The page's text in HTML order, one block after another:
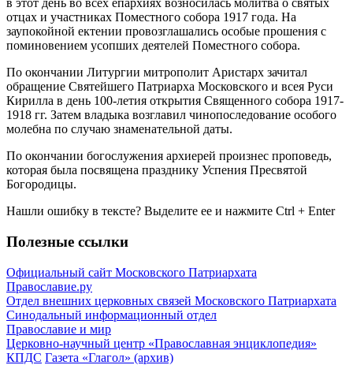
в этот день во всех епархиях возносилась молитва о святых
отцах и участниках Поместного собора 1917 года. На
заупокойной ектении провозглашались особые прошения с
поминовением усопших деятелей Поместного собора.
По окончании Литургии митрополит Аристарх зачитал
обращение Святейшего Патриарха Московского и всея Руси
Кирилла в день 100-летия открытия Священного собора 1917-
1918 гг. Затем владыка возглавил чинопоследование особого
молебна по случаю знаменательной даты.
По окончании богослужения архиерей произнес проповедь,
которая была посвящена празднику Успения Пресвятой
Богородицы.
Нашли ошибку в тексте? Выделите ее и нажмите Ctrl + Enter
Полезные ссылки
Официальный сайт Московского Патриархата
Православие.ру
Отдел внешних церковных связей Московского Патриархата
Синодальный информационный отдел
Православие и мир
Церковно-научный центр «Православная энциклопедия»
КПДС Газета «Глагол» (архив)